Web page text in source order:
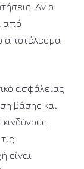
Αν ο
από
αποτέλεσμα
ασφάλειας
βάσης και
είναι